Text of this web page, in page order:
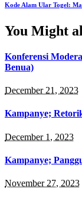
Kode Alam Ular Togel:
You Might
Konferensi
Benua)
December 21, 2023
Kampanye;
December 1, 2023
Kampanye;
November 27, 2023